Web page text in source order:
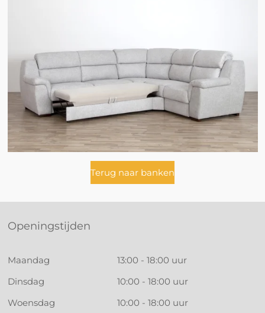
Terug naar banken
Openingstijden
Maandag
13:00 - 18:00 uur
Dinsdag
10:00 - 18:00 uur
Woensdag
10:00 - 18:00 uur